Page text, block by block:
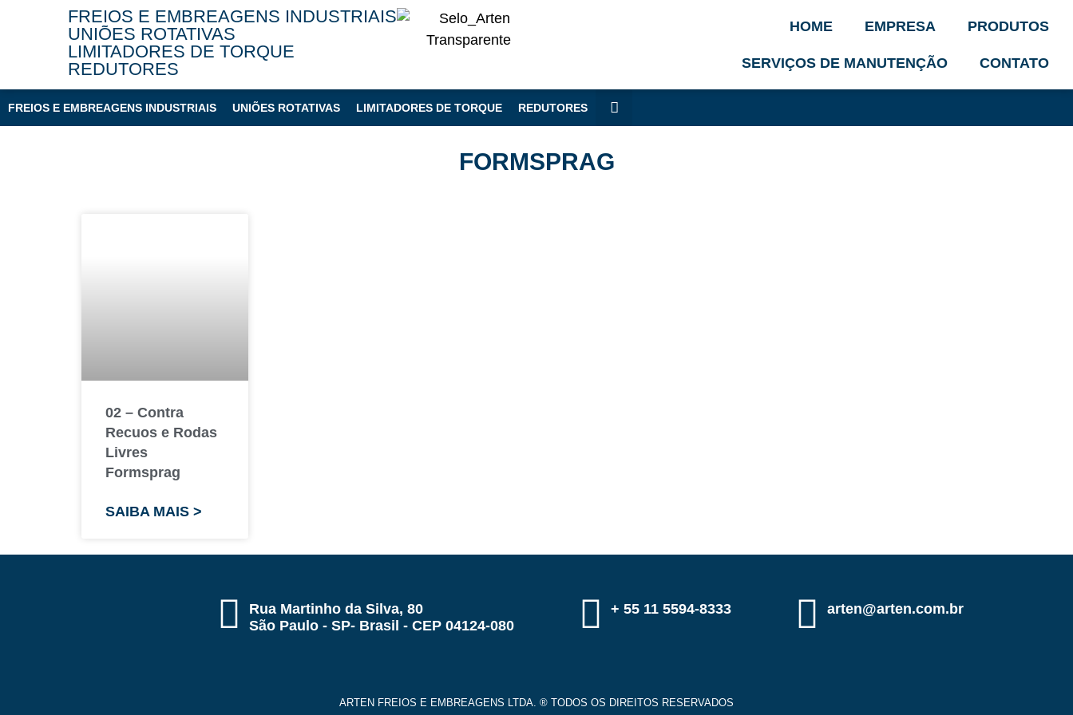
FREIOS E EMBREAGENS INDUSTRIAIS
UNIÕES ROTATIVAS
LIMITADORES DE TORQUE
REDUTORES
HOME EMPRESA PRODUTOS
SERVIÇOS DE MANUTENÇÃO CONTATO
FREIOS E EMBREAGENS INDUSTRIAIS UNIÕES ROTATIVAS LIMITADORES DE TORQUE REDUTORES
FORMSPRAG
02 – Contra
Recuos e Rodas
Livres
Formsprag
SAIBA MAIS >
Rua Martinho da Silva, 80
São Paulo - SP- Brasil - CEP 04124-080
+ 55 11 5594-8333 arten@arten.com.br
ARTEN FREIOS E EMBREAGENS LTDA. ® TODOS OS DIREITOS RESERVADOS